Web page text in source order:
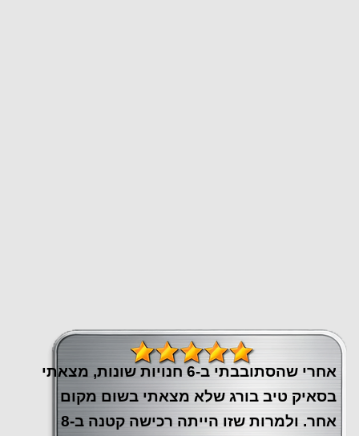
אחרי שהסתובבתי ב-6 חנויות שונות, מצאתי
בסאיק טיב בורג שלא מצאתי בשום מקום
אחר. ולמרות שזו הייתה רכישה קטנה ב-8